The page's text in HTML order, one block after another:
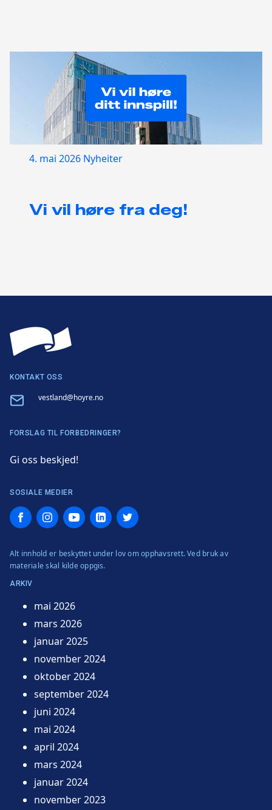
4. mai 2026 Nyheiter
Vi vil høre fra deg!
KONTAKT OSS
Email vestland@hoyre.no
FORSLAG TIL FORBEDRINGER?
Gi oss beskjed!
SOSIALE MEDIER
FacebookInstagramYouTubeLinkedInTwitter
Alt innhold er beskyttet under lov om opphavsrett. Ved bruk av
materiale skal kilde oppgis.
ARKIV
mai 2026
mars 2026
januar 2025
november 2024
oktober 2024
september 2024
juni 2024
mai 2024
april 2024
mars 2024
januar 2024
november 2023